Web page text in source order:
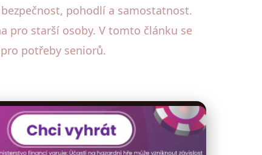
pohodlí a samostatnost.
pro starší osoby. V tomto článku se
potřeby seniorů.